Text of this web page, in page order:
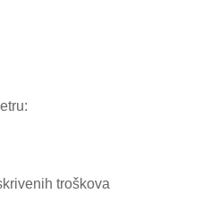
troškova